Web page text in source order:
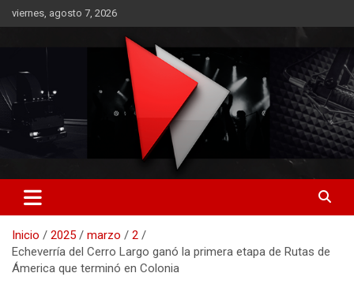
Saltar
al
viernes, agosto 7, 2026
RO CONTENIDOS
Inicio 2025 marzo
2
Echeverría del Cerro Largo ganó la primera etapa de Rutas de
Ámerica que terminó en Colonia